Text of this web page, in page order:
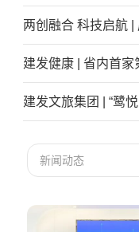
两创融合 科技启航
建发健康 | 省内首
建发文旅集团 | “鹭
新闻动态